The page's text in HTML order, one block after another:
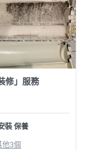
修」服務
裝 保養
他3個